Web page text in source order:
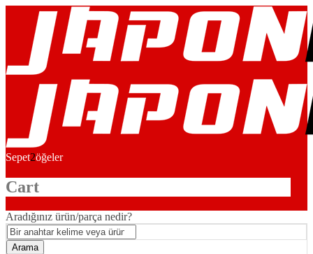
Sepet2öğeler
Cart
Aradığınız ürün/parça nedir?